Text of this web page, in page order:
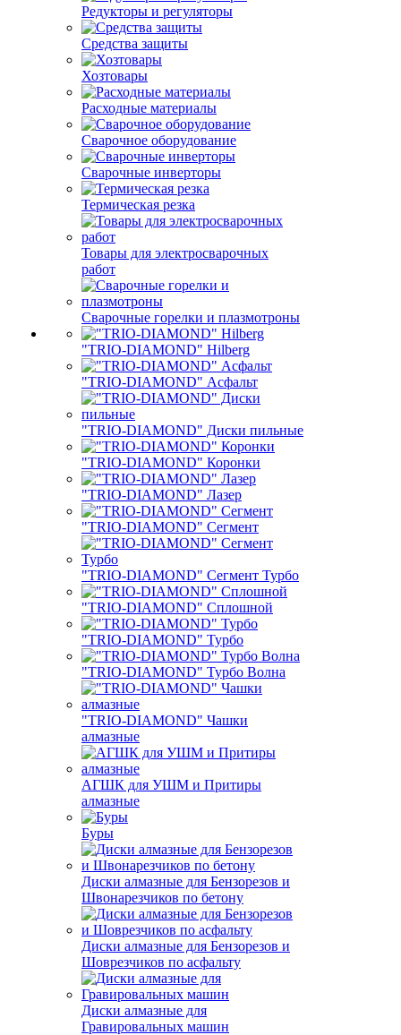
Редукторы и регуляторы
Средства защиты
Хозтовары
Расходные материалы
Сварочное оборудование
Сварочные инверторы
Термическая резка
Товары для электросварочных
работ
Сварочные горелки и плазмотроны
"TRIO-DIAMOND" Hilberg
"TRIO-DIAMOND" Асфальт
"TRIO-DIAMOND" Диски пильные
"TRIO-DIAMOND" Коронки
"TRIO-DIAMOND" Лазер
"TRIO-DIAMOND" Сегмент
"TRIO-DIAMOND" Сегмент Турбо
"TRIO-DIAMOND" Сплошной
"TRIO-DIAMOND" Турбо
"TRIO-DIAMOND" Турбо Волна
"TRIO-DIAMOND" Чашки
алмазные
АГШК для УШМ и Притиры
алмазные
Буры
Диски алмазные для Бензорезов и
Швонарезчиков по бетону
Диски алмазные для Бензорезов и
Шоврезчиков по асфальту
Диски алмазные для
Гравировальных машин